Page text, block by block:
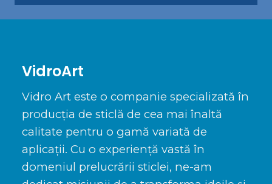
VidroArt
Vidro Art este o companie specializată în
producția de sticlă de cea mai înaltă
calitate pentru o gamă variată de
aplicații. Cu o experiență vastă în
domeniul prelucrării sticlei, ne-am